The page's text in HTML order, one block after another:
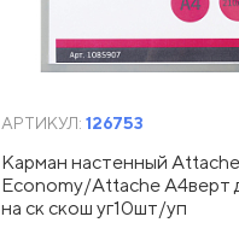
АРТИКУЛ: 126753
Карман настенный Attache
Economy/Attache А4верт
на ск скош уг10шт/уп